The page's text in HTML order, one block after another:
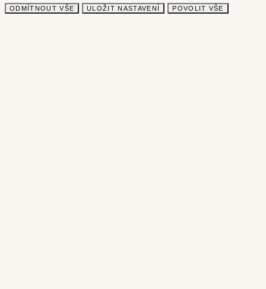
ODMÍTNOUT VŠE ULOŽIT NASTAVENÍ POVOLIT VŠE